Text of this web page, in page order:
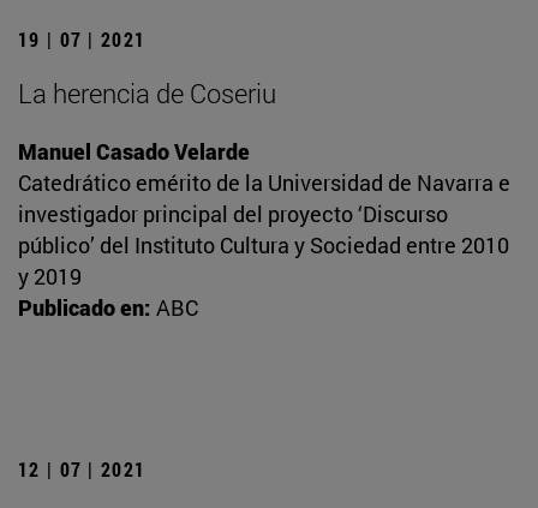
19 | 07 | 2021
La herencia de Coseriu
Manuel Casado Velarde
Catedrático emérito de la Universidad de Navarra e
investigador principal del proyecto ‘Discurso
público’ del Instituto Cultura y Sociedad entre 2010
y 2019
Publicado en: ABC
12 | 07 | 2021